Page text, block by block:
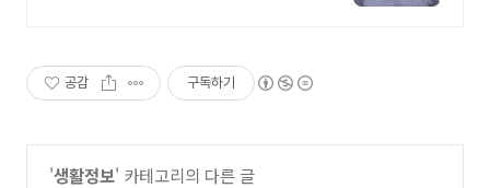
공감 구독하기
'생활정보' 카테고리의 다른 글